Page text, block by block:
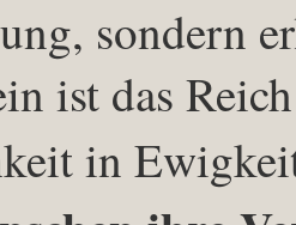
sondern
ist das
in